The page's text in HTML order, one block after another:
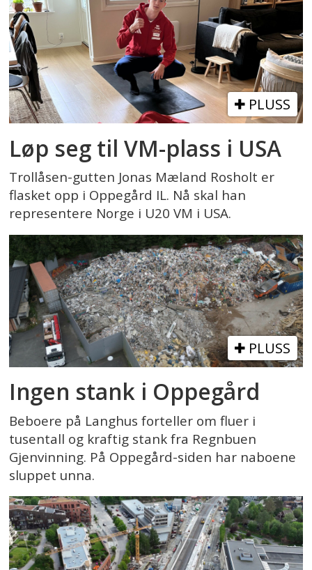
PLUSS
Løp seg til VM-plass i USA
Trollåsen-gutten Jonas Mæland Rosholt er
flasket opp i Oppegård IL. Nå skal han
representere Norge i U20 VM i USA.
PLUSS
Ingen stank i Oppegård
Beboere på Langhus forteller om fluer i
tusentall og kraftig stank fra Regnbuen
Gjenvinning. På Oppegård-siden har naboene
sluppet unna.